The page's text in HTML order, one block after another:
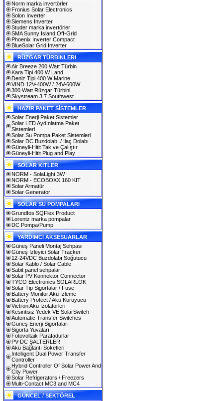
Norm marka invertörler
Fronius Solar Electronics
Solon Inverter
Siemens Inverter
Studer marka invertörler
SMA Sunny Island Off-Grid
Phoenix Inverter Compact
BlueSolar Grid Inverter
RÜZGAR TÜRBINLERI
Air Breeze 200 Watt Türbin
Kara Tipi 400 W Land
Deniz Tipi 400 W Marine
VIND 12V-400W / 24V-600W
300 Watt Rüzgar Türbini
Skystream 3.7 Southwest
HAZIR PAKET SİSTEMLER
Solar Enerji Paket Sistemler
Solar LED Aydınlatma Paket
Sistemleri
Solar Su Pompa Paket Sistemleri
Solar DC Buzdolabı / İlaç Dolabı
Güneyli-Hitit Tak ve Çalıştır
Güneyli-Hitit Plug and Play
SOLAR KITLER
NORM - SolaLight 3W
NORM - ECOBOXX 160 KIT
Solar Armatür
Solar Generator
SOLAR SU POMPALARI
Grundfos SQFlex Product
Lorentz marka pompalar
DC Pompa/Pump
YARDIMCI AKSESUARLAR
Güneş Paneli Montaj Sehpası
Güneş İzleyici Solar Tracker
12-24VDC Buzdolabı Soğutucu
Solar Kablo / Solar Cable
Sabit panel sehpaları
Solar PV Konnektör Connector
TYCO Electronics SOLARLOK
Solar Tip Sigortalar / Fuse
Battery Monitor Akü İzleme
Battery Protect / Akü Koruyucu
Victron Akü İzolatörleri
Kesintisiz Yedek VE SolarSwitch
Automatic Transfer Switches
Güneş Enerji Sigortaları
Sigorta Yuvaları
Fotovoltaik Parafadurlar
PV-DC ŞALTERLER
Akü Bağlantı Soketleri
Intelligent Dual Power Transfer
Controller
Hybrid Controller Of Solar Power And
City Power
Solar Refrigerators / Freezers
Multi-Contact MC3 and MC4
GÜNCEL / SEKTÖREL